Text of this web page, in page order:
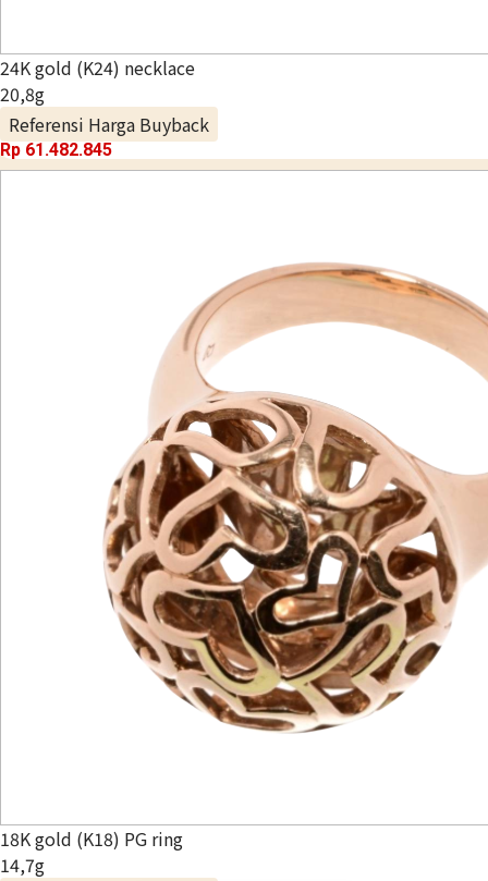
24K gold (K24) necklace
20,8g
Referensi Harga Buyback
Rp 61.482.845
18K gold (K18) PG ring
14,7g